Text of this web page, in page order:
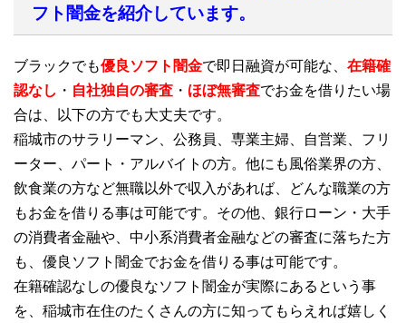
フト闇金を紹介しています。
ブラックでも優良ソフト闇金で即日融資が可能な、 在籍確
認なし ・ 自社独自の審査 ・ ほぼ無審査でお金を借りたい場
合は、以下の方でも大丈夫です。
稲城市のサラリーマン、公務員、専業主婦、自営業、フリ
ーター、パート・アルバイトの方。他にも風俗業界の方、
飲食業の方など無職以外で収入があれば、どんな職業の方
もお金を借りる事は可能です。その他、銀行ローン・大手
の消費者金融や、中小系消費者金融などの審査に落ちた方
も、優良ソフト闇金でお金を借りる事は可能です。
在籍確認なしの優良なソフト闇金が実際にあるという事
を、稲城市在住のたくさんの方に知ってもらえれば嬉しく